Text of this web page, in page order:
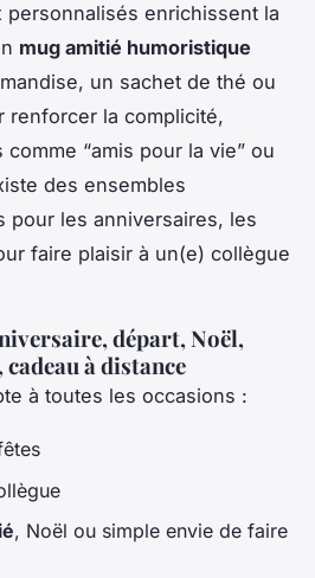
personnalisés enrichissent la
mug amitié humoristique
un sachet de thé ou
renforcer la complicité,
“amis pour la vie” ou
des ensembles
pour les anniversaires, les
faire plaisir à un(e) collègue
départ, Noël,
à distance
à toutes les occasions :
, Noël ou simple envie de faire